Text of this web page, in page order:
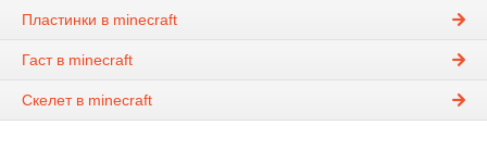
Пластинки в minecraft
Гаст в minecraft
Скелет в minecraft